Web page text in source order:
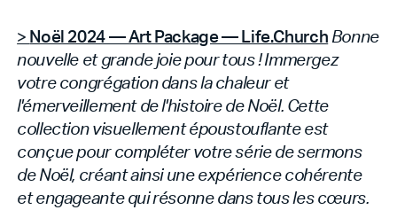
> Noël 2024 — Art Package — Life.ChurchBonne
nouvelle et grande joie pour tous ! Immergez
votre congrégation dans la chaleur et
l'émerveillement de l'histoire de Noël. Cette
collection visuellement époustouflante est
conçue pour compléter votre série de sermons
de Noël, créant ainsi une expérience cohérente
et engageante qui résonne dans tous les cœurs.